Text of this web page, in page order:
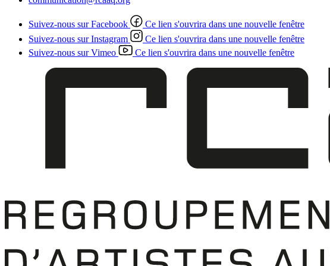
Suivez-nous sur Facebook
Ce lien s'ouvrira dans une nouvelle fenêtre
Suivez-nous sur Instagram
Ce lien s'ouvrira dans une nouvelle fenêtre
Suivez-nous sur Vimeo
Ce lien s'ouvrira dans une nouvelle fenêtre